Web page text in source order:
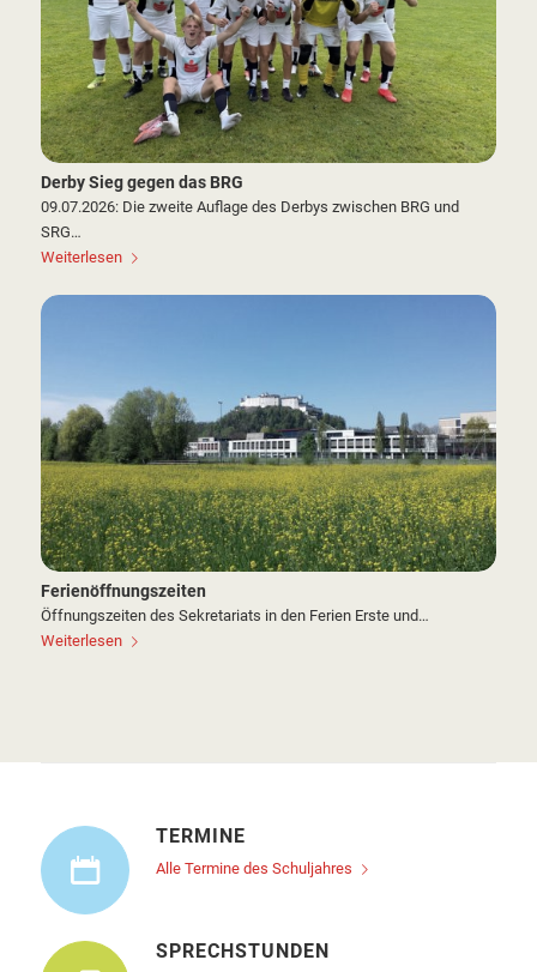
Derby Sieg gegen das BRG
09.07.2026: Die zweite Auflage des Derbys zwischen BRG und
SRG…
Weiterlesen
Ferienöffnungszeiten
Öffnungszeiten des Sekretariats in den Ferien Erste und…
Weiterlesen
TERMINE
Alle Termine des Schuljahres
SPRECHSTUNDEN